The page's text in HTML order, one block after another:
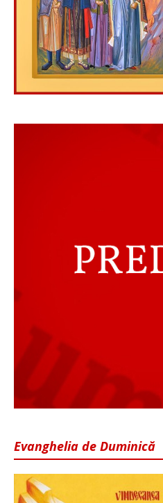
Evanghelia de Duminică